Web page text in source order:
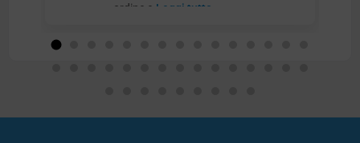
ordine e Leggi tutto